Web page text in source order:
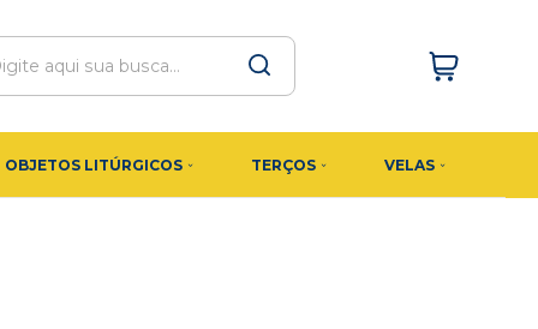
OBJETOS LITÚRGICOS TERÇOS VELAS